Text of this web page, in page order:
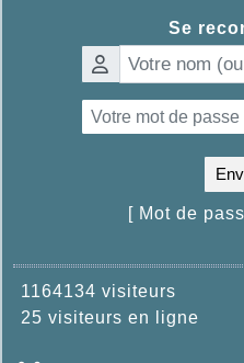
Se
[ Mot de
1164134 visiteurs
25 visiteurs en ligne